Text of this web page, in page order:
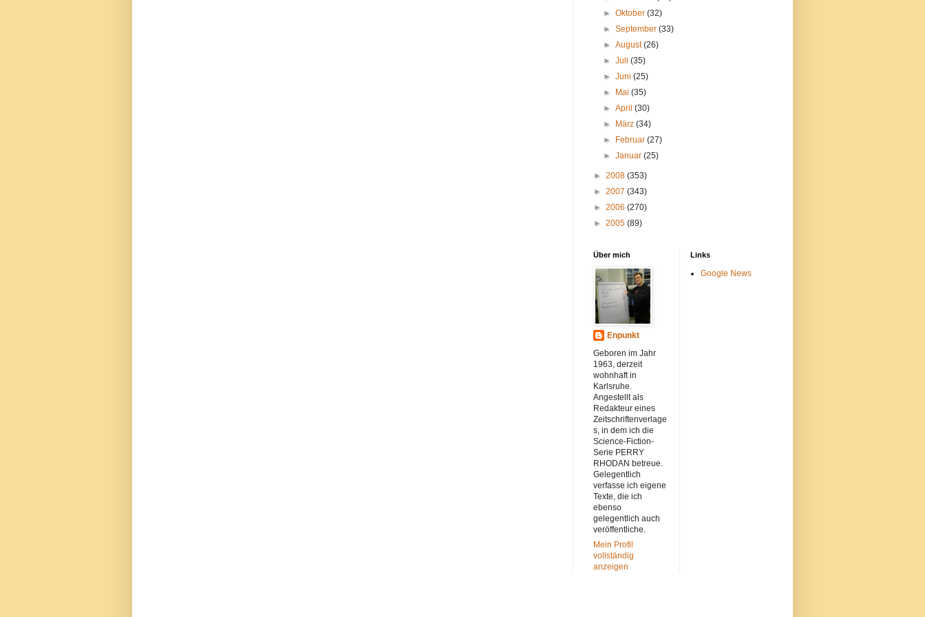
►Oktober(32)
►September(33)
►August(26)
►Juli(35)
►Juni(25)
►
Mai(35)
►April(30)
►
März(34)
►
Februar(27)
►Januar(25)
► 2008 (353)
► 2007 (343)
► 2006 (270)
► 2005 (89)
Über mich
Enpunkt
Geboren im Jahr
1963, derzeit
wohnhaft in
Karlsruhe.
Angestellt als
Redakteur eines
Zeitschriftenverlage
s, in dem ich die
Science-Fiction-
Serie PERRY
RHODAN betreue.
Gelegentlich
verfasse ich eigene
Texte, die ich
ebenso
gelegentlich auch
veröffentliche.
Mein Profil
vollständig
anzeigen
Links
Google News